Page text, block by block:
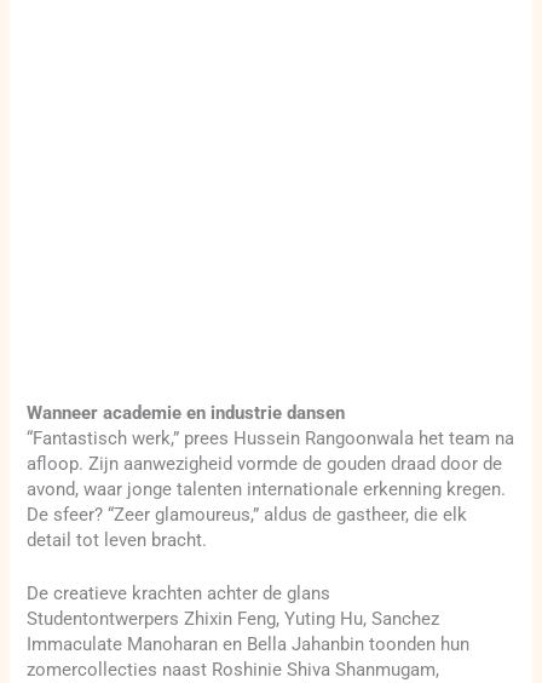
Wanneer academie en industrie dansen
“Fantastisch werk,” prees Hussein Rangoonwala het team na
afloop. Zijn aanwezigheid vormde de gouden draad door de
avond, waar jonge talenten internationale erkenning kregen.
De sfeer? “Zeer glamoureus,” aldus de gastheer, die elk
detail tot leven bracht.
De creatieve krachten achter de glans
Studentontwerpers Zhixin Feng, Yuting Hu, Sanchez
Immaculate Manoharan en Bella Jahanbin toonden hun
zomercollecties naast Roshinie Shiva Shanmugam,